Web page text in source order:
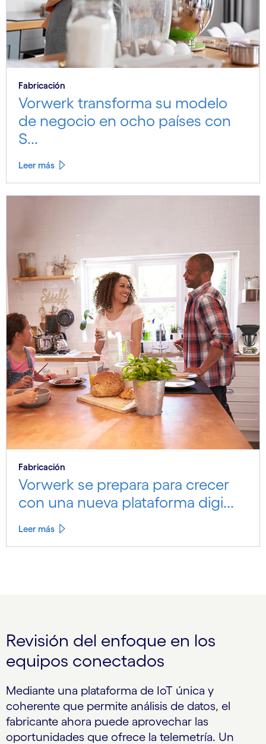
Fabricación
Vorwerk transforma su modelo
de negocio en ocho países con
S...
Leer más
Fabricación
Vorwerk se prepara para crecer
con una nueva plataforma digi...
Leer más
Revisión del enfoque en los
equipos conectados
Mediante una plataforma de IoT única y
coherente que permite análisis de datos, el
fabricante ahora puede aprovechar las
oportunidades que ofrece la telemetría. Un